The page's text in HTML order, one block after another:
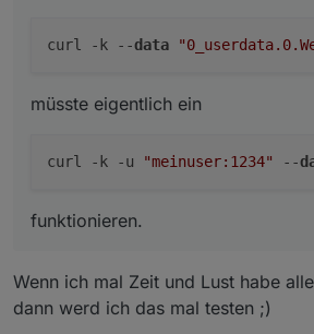
curl -k --data
müsste eigentlich ein
curl -k -u "meinuser:1234" --
funktionieren.
Wenn ich mal Zeit und Lust habe
dann werd ich das mal testen ;)